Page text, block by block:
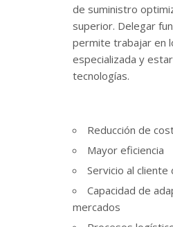
de suministro
superior. Delegar
permite trabajar en
especializada y
tecnologías.
Reducción de
Mayor eficiencia
Servicio al cliente
Capacidad de
mercados